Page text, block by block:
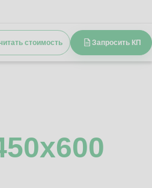
стоимость Запросить КП